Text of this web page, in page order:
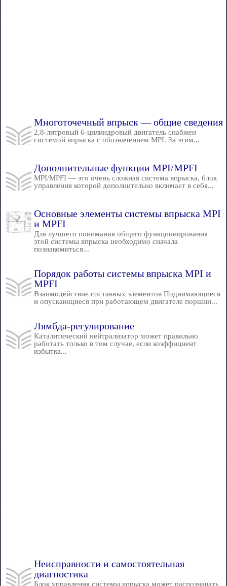
Многоточечный впрыск — общие сведения
2,8-литровый 6-цилиндровый двигатель снабжен
системой впрыска с обозначением MPI. За этим...
Дополнительные функции MPI/MPFI
MPI/MPFI — это очень сложная система впрыска, блок
управления которой дополнительно включает в себя...
Основные элементы системы впрыска MPI
и MPFI
Для лучшего понимания общего функционирования
этой системы впрыска необходимо сначала
познакомиться...
Порядок работы системы впрыска MPI и
MPFI
Взаимодействие составных элементов Поднимающиеся
и опускающиеся при работающем двигателе поршни...
Лямбда-регулирование
Каталитический нейтрализатор может правильно
работать только в том случае, если коэффициент
избытка...
Неисправности и самостоятельная
диагностика
Блок управления системы впрыска может распознавать